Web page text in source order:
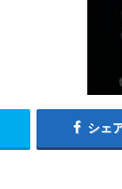
シェ